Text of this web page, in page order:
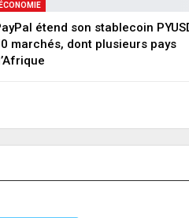
ÉCONOMIE
étend son stablecoin
marchés, dont plusieurs pays